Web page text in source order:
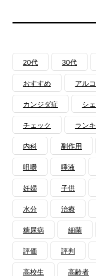
20代 30代
おすすめ アル
カンジダ症 シ
チェック ラン
内科 副作用
咀嚼 唾液
妊婦 子供
水分 治療
糖尿病 細菌
評価 評判
高校生 高齢者